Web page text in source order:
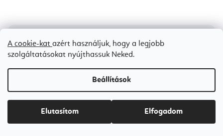
A cookie-kat azért használjuk, hogy a legjobb
szolgáltatásokat nyújthassuk Neked.
Beállítások
Elutasítom Elfogadom